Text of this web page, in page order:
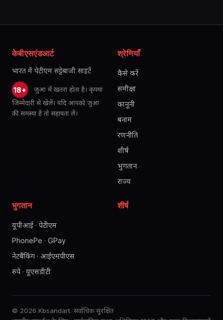
केबीएसएंडआर्ट
भारत में पेटीएम सट्टेबाजी साइटें
18+
जुआ में खतरा होता है। कृपया
जिम्मेदारी से खेलें। यदि आपको जुआ
की समस्या है तो सहायता लें।
श्रेणियाँ
कैसे करें
समीक्षा
कानूनी
बनाम
रणनीति
शीर्ष
भुगतान
राज्य
भुगतान
यूपीआई · पेटीएम
PhonePe · GPay
नेटबैंकिंग · आईएमपीएस
रुपे · यूएसडीटी
शीर्ष
© 2026 Kbsandart. सर्वाधिक सुरक्षित